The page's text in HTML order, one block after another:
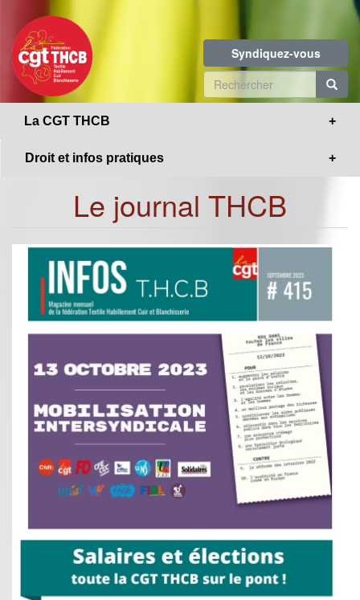
contenu
principal
Syndiquez-vous
Formulaire
de
La CGT THCB
Droit et infos pratiques
Le journal THCB